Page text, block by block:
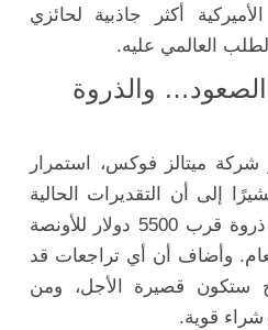
أكثر جاذبية لحائزي
العالمي عليه.
والذروة
شركة ميتالز فوكس، استمرار
إلى أن التقديرات الحالية
ترجّح وصول الأسعار إلى ذروة قرب 5500 دولار للأونصة
وأضاف أن أي تراجعات قد
ستكون قصيرة الأجل، ومن
شراء قوية.